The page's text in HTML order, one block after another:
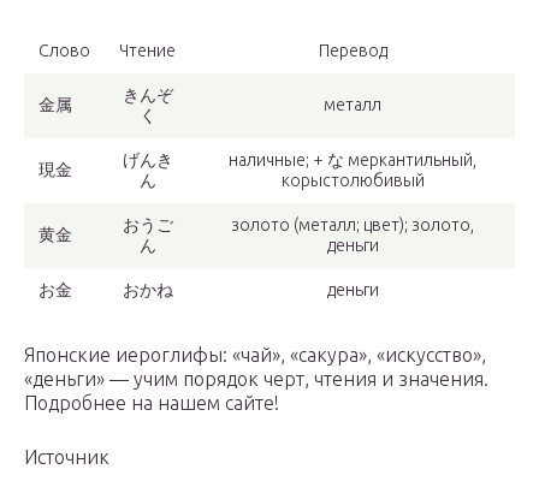
Слово Чтение Перевод
金属
きんぞ
く
металл
現金
げんき
ん
наличные; + な меркантильный,
корыстолюбивый
黄金
おうご
ん
золото (металл; цвет); золото,
деньги
お金 おかね деньги
Японские иероглифы: «чай», «сакура», «искусство»,
«деньги» — учим порядок черт, чтения и значения.
Подробнее на нашем сайте!
Источник